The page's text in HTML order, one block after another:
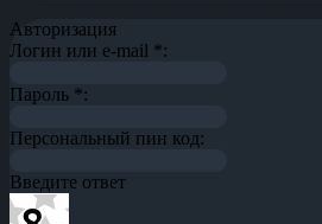
Авторизация
Логин или e-mail *:
Пароль *:
Персональный пин код:
Введите ответ